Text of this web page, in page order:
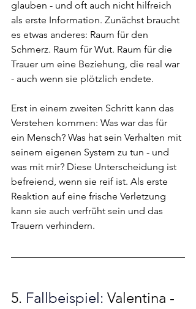
glauben - und oft auch nicht hilfreich
als erste Information. Zunächst braucht
es etwas anderes: Raum für den
Schmerz. Raum für Wut. Raum für die
Trauer um eine Beziehung, die real war
- auch wenn sie plötzlich endete.
Erst in einem zweiten Schritt kann das
Verstehen kommen: Was war das für
ein Mensch? Was hat sein Verhalten mit
seinem eigenen System zu tun - und
was mit mir? Diese Unterscheidung ist
befreiend, wenn sie reif ist. Als erste
Reaktion auf eine frische Verletzung
kann sie auch verfrüht sein und das
Trauern verhindern.
5. Fallbeispiel: Valentina -